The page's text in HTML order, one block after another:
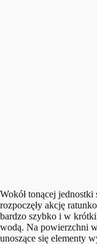
Wokół tonącej
rozpoczęły akcję
bardzo szybko i w
wodą. Na powierzchni
unoszące się elementy